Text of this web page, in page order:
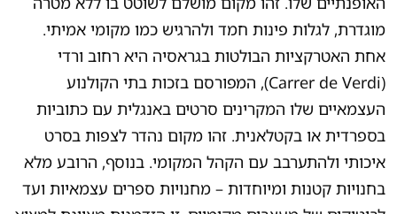
מוגדרת, לגלות פינות חמד ולהרגיש כמו מקומי אמיתי.
אחת האטרקציות הבולטות בגראסיה היא רחוב ורדי
(Carrer de Verdi), המפורסם בזכות בתי הקולנוע
העצמאיים שלו המקרינים סרטים באנגלית עם כתוביות
בספרדית או בקטלאנית. זהו מקום נהדר לצפות בסרט
איכותי ולהתערבב עם הקהל המקומי. בנוסף, הרובע מלא
בחנויות קטנות ומיוחדות – מחנויות ספרים עצמאיות ועד